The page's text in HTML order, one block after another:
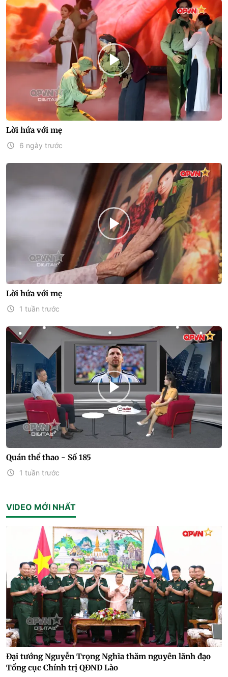
Lời hứa với mẹ
6 ngày trước
Lời hứa với mẹ
1 tuần trước
Quán thể thao - Số 185
1 tuần trước
VIDEO MỚI NHẤT
Đại tướng Nguyễn Trọng Nghĩa thăm nguyên lãnh đạo
Tổng cục Chính trị QĐND Lào